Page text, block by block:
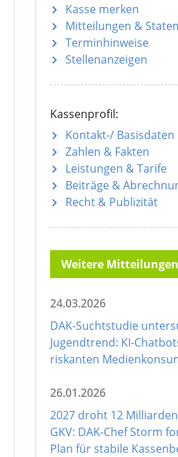
Kasse merken
Mitteilungen &
Terminhinweise
Stellenanzeigen
Kassenprofil:
Kontakt-/ Basisdaten
Zahlen & Fakten
Leistungen & Tarife
Beiträge &
Recht & Publizität
Weitere Mitteilungen
24.03.2026
DAK-Suchtstudie
Jugendtrend: KI-
riskanten
26.01.2026
2027 droht 12
GKV: DAK-Chef Storm
Plan für stabile